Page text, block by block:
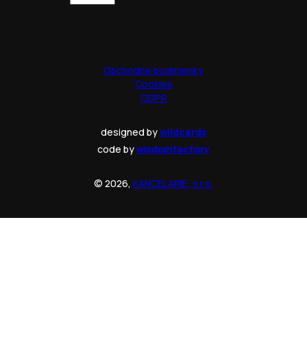
Obchodné podmienky
Cookies
GDPR
designed bywildcards
code bywisdomfactory
© 2026, KANCELARIE, s.r.o.